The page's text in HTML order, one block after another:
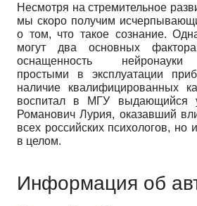
Несмотря на стремительное
мы скоро получим
о том, что такое сознание.
могут два основных
оснащенность нейронауки
простыми в эксплуатации
наличие квалифицированных
воспитал в МГУ выдающийся
Романович Лурия, оказавший
всех российских психологов, но
в целом.
Информация об